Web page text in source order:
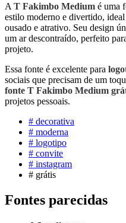
A T Fakimbo Medium é uma
estilo moderno e divertido,
ousado e atrativo. Seu design
um ar descontraído, perfeito
projeto.
Essa fonte é excelente para
sociais que precisam de um
fonte T Fakimbo Medium
projetos pessoais.
# decorativa
# moderna
# logotipo
# convite
# instagram
# grátis
Fontes parecidas